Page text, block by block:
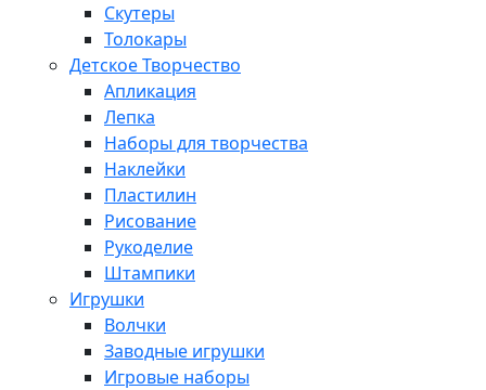
Скутеры
Толокары
Детское Творчество
Апликация
Лепка
Наборы для творчества
Наклейки
Пластилин
Рисование
Рукоделие
Штампики
Игрушки
Волчки
Заводные игрушки
Игровые наборы